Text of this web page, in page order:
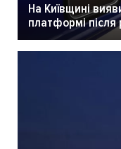
На Київщині
платформі після